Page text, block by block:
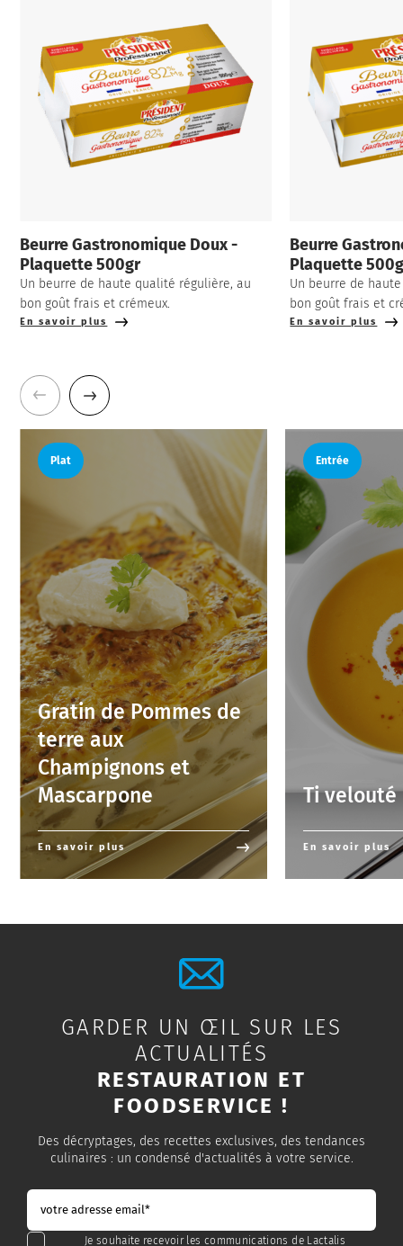
Beurre Gastronomique Doux -
Plaquette 500gr
Un beurre de haute qualité régulière, au
bon goût frais et crémeux.
En savoir plus
Beurre
Plaquette
Un beurre de
bon goût frais et
En savoir plus
Plat
Gratin de Pommes de
terre aux
Champignons et
Mascarpone
En savoir plus
Entrée
Ti velouté
En savoir plus
GARDER UN ŒIL SUR LES
ACTUALITÉS
RESTAURATION ET
FOODSERVICE !
Des décryptages, des recettes exclusives, des tendances
culinaires : un condensé d'actualités à votre service.
Je souhaite recevoir les communications de Lactalis